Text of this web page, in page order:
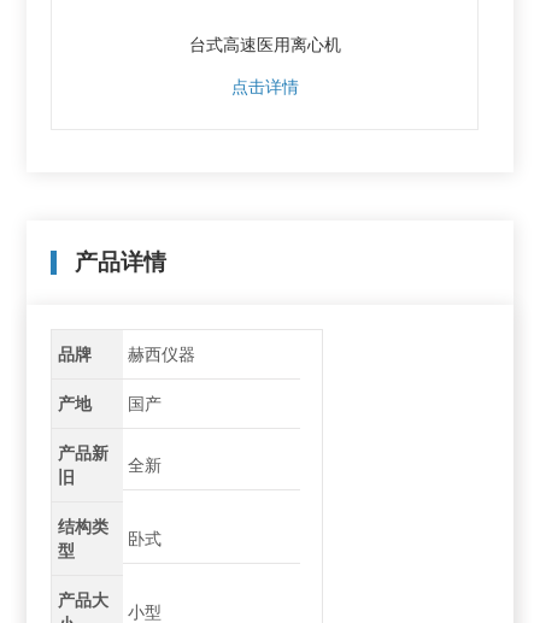
台式高速医用离心机
点击详情
产品详情
品牌 赫西仪器
产地 国产
产品新
旧
全新
结构类
型
卧式
产品大
小型